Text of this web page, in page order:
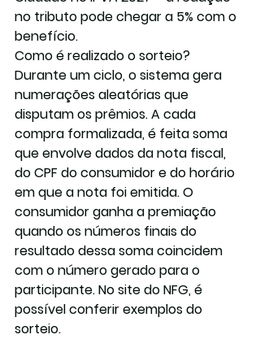
no tributo pode chegar a 5% com o
benefício.
Como é realizado o sorteio?
Durante um ciclo, o sistema gera
numerações aleatórias que
disputam os prêmios. A cada
compra formalizada, é feita soma
que envolve dados da nota fiscal,
do CPF do consumidor e do horário
em que a nota foi emitida. O
consumidor ganha a premiação
quando os números finais do
resultado dessa soma coincidem
com o número gerado para o
participante. No site do NFG, é
possível conferir exemplos do
sorteio.